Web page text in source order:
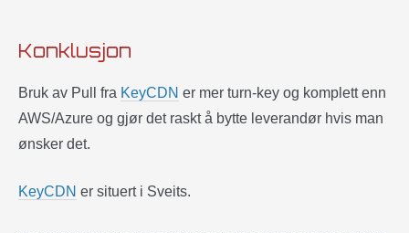
Konklusjon
Bruk av Pull fra KeyCDN er mer turn-key og komplett enn
AWS/Azure og gjør det raskt å bytte leverandør hvis man
ønsker det.
KeyCDN er situert i Sveits.